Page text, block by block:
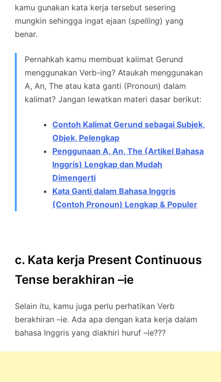
kamu gunakan kata kerja tersebut sesering
mungkin sehingga ingat ejaan (spelling) yang
benar.
Pernahkah kamu membuat kalimat Gerund
menggunakan Verb-ing? Ataukah menggunakan
A, An, The atau kata ganti (Pronoun) dalam
kalimat? Jangan lewatkan materi dasar berikut:
Contoh Kalimat Gerund sebagai Subjek,
Objek, Pelengkap
Penggunaan A, An, The (Artikel Bahasa
Inggris) Lengkap dan Mudah
Dimengerti
Kata Ganti dalam Bahasa Inggris
(Contoh Pronoun) Lengkap & Populer
c. Kata kerja Present Continuous
Tense berakhiran –ie
Selain itu, kamu juga perlu perhatikan Verb
berakhiran –ie. Ada apa dengan kata kerja dalam
bahasa Inggris yang diakhiri huruf –ie???